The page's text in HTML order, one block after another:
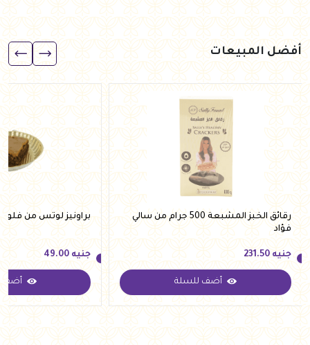
أفضل المبيعات
رقائق الخبز المشبعة 500 جرام من سالي
فؤاد
جنيه
جنيه 231.50
أضف للسلة
براونيز لوتس من
جنيه
جنيه 49.00
أضف